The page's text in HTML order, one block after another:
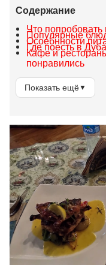
Содержание
Что попробовать
Популярные
Осоебнности
Где поесть в
Кафе и
понравились
Показать ещё▼